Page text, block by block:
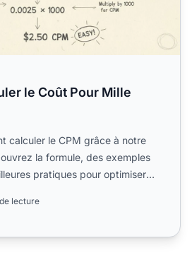
le Coût Pour Mille
calculer le CPM grâce à notre
la formule, des exemples
pratiques pour optimiser
lecture